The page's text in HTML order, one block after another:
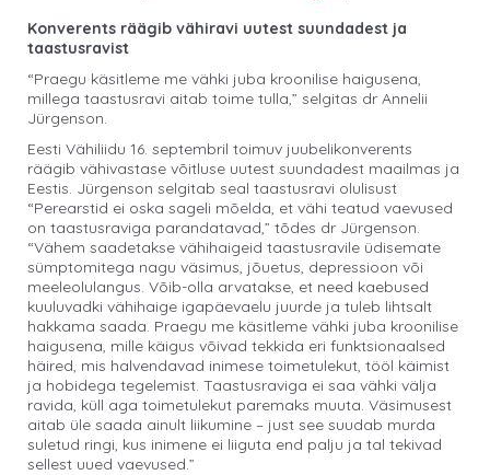
Konverents räägib vähiravi uutest suundadest ja
taastusravist
“Praegu käsitleme me vähki juba kroonilise haigusena,
millega taastusravi aitab toime tulla,” selgitas dr Annelii
Jürgenson.
Eesti Vähiliidu 16. septembril toimuv juubelikonverents
räägib vähivastase võitluse uutest suundadest maailmas ja
Eestis. Jürgenson selgitab seal taastusravi olulisust
“Perearstid ei oska sageli mõelda, et vähi teatud vaevused
on taastusraviga parandatavad,” tõdes dr Jürgenson.
“Vähem saadetakse vähihaigeid taastusravile üdisemate
sümptomitega nagu väsimus, jõuetus, depressioon või
meeleolulangus. Võib-olla arvatakse, et need kaebused
kuuluvadki vähihaige igapäevaelu juurde ja tuleb lihtsalt
hakkama saada. Praegu me käsitleme vähki juba kroonilise
haigusena, mille käigus võivad tekkida eri funktsionaalsed
häired, mis halvendavad inimese toimetulekut, tööl käimist
ja hobidega tegelemist. Taastusraviga ei saa vähki välja
ravida, küll aga toimetulekut paremaks muuta. Väsimusest
aitab üle saada ainult liikumine – just see suudab murda
suletud ringi, kus inimene ei liiguta end palju ja tal tekivad
sellest uued vaevused.”